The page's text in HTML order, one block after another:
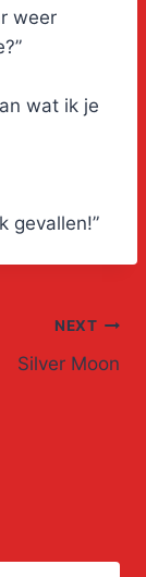
weer
wat ik je
gevallen!”
NEXT
Silver Moon